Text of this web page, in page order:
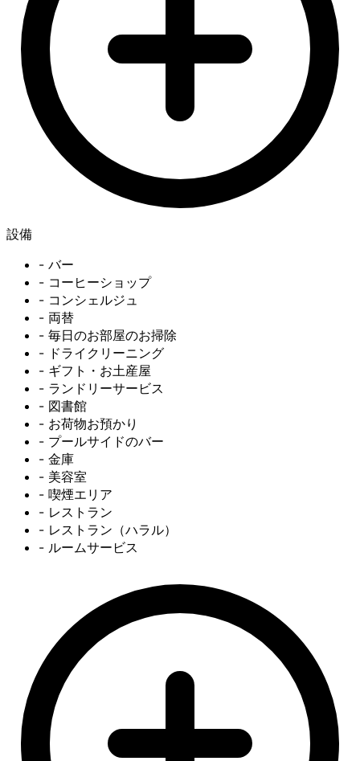
設備
- バー
- コーヒーショップ
- コンシェルジュ
- 両替
- 毎日のお部屋のお掃除
- ドライクリーニング
- ギフト・お土産屋
- ランドリーサービス
- 図書館
- お荷物お預かり
- プールサイドのバー
- 金庫
- 美容室
- 喫煙エリア
- レストラン
- レストラン（ハラル）
- ルームサービス